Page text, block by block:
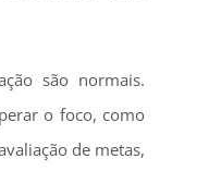
são normais.
o foco, como
de metas,